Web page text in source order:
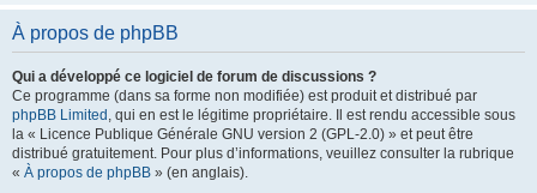
À propos de phpBB
Qui a développé ce logiciel de forum de discussions ?
Ce programme (dans sa forme non modifiée) est produit et distribué par
phpBB Limited , qui en est le légitime propriétaire. Il est rendu accessible sous
la « Licence Publique Générale GNU version 2 (GPL-2.0) » et peut être
distribué gratuitement. Pour plus d’informations, veuillez consulter la rubrique
« À propos de phpBB » (en anglais).